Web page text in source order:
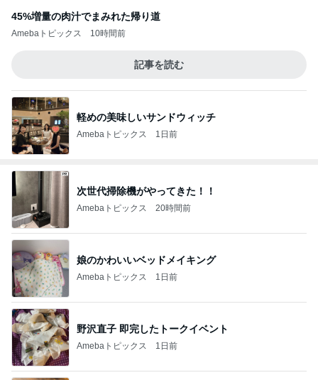
45%増量の肉汁でまみれた帰り道
Amebaトピックス 10時間前
記事を読む
軽めの美味しいサンドウィッチ
Amebaトピックス 1日前
次世代掃除機がやってきた！！
Amebaトピックス 20時間前
娘のかわいいベッドメイキング
Amebaトピックス 1日前
野沢直子 即完したトークイベント
Amebaトピックス 1日前